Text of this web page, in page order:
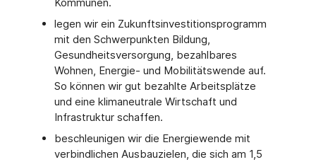
Kommunen.
legen wir ein Zukunftsinvestitionsprogramm
mit den Schwerpunkten Bildung,
Gesundheitsversorgung, bezahlbares
Wohnen, Energie- und Mobilitätswende auf.
So können wir gut bezahlte Arbeitsplätze
und eine klimaneutrale Wirtschaft und
Infrastruktur schaffen.
beschleunigen wir die Energiewende mit
verbindlichen Ausbauzielen, die sich am 1,5